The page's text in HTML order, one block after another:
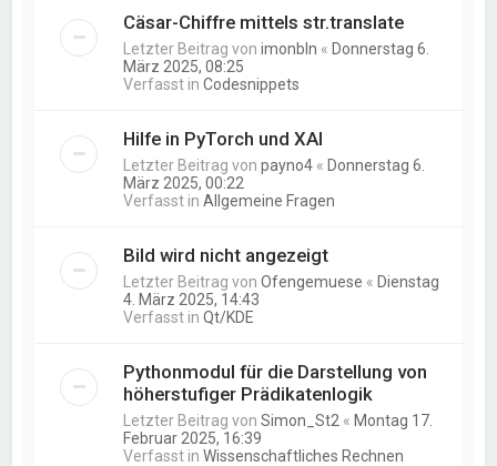
Cäsar-Chiffre mittels str.translate
Letzter Beitrag vonimonbln « Donnerstag 6.
März 2025, 08:25
Verfasst inCodesnippets
Hilfe in PyTorch und XAI
Letzter Beitrag vonpayno4 « Donnerstag 6.
März 2025, 00:22
Verfasst inAllgemeine Fragen
Bild wird nicht angezeigt
Letzter Beitrag vonOfengemuese « Dienstag
4. März 2025, 14:43
Verfasst inQt/KDE
Pythonmodul für die Darstellung von
höherstufiger Prädikatenlogik
Letzter Beitrag vonSimon_St2 « Montag 17.
Februar 2025, 16:39
Verfasst inWissenschaftliches Rechnen